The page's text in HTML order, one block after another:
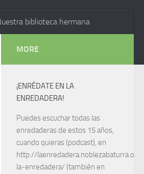
biblioteca hermana
MORE
¡ENRÉDATE EN LA
ENREDADERA!
Puedes escuchar todas las
enredaderas de estos 15 años,
cuando quieras (podcast), en
http://
la-enredadera/ (también en